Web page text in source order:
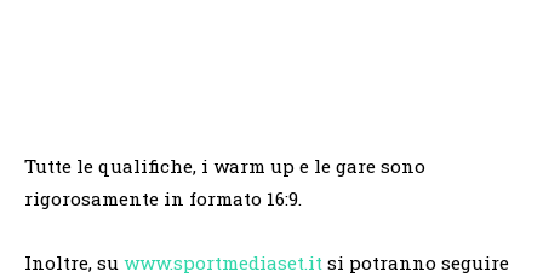
Tutte le qualifiche, i warm up e le gare sono
rigorosamente in formato 16:9.
Inoltre, su www.sportmediaset.it si potranno seguire